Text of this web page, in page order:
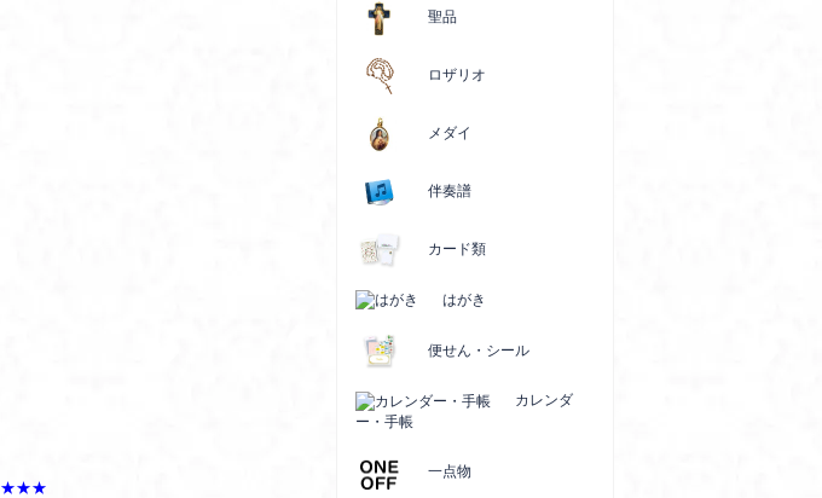
★★★
聖品
ロザリオ
メダイ
伴奏譜
カード類
はがき
便せん・シール
カレンダ
ー・手帳
一点物